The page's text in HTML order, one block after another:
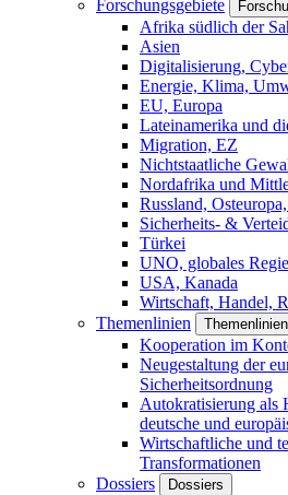
Forschungsgebiete
Afrika südlich der
Asien
Digitalisierung,
Energie, Klima,
EU, Europa
Lateinamerika und
Migration, EZ
Nichtstaatliche
Nordafrika und
Russland,
Sicherheits- &
Türkei
UNO, globales
USA, Kanada
Wirtschaft, Handel,
Themenlinien
Themenlinien
Kooperation im
Neugestaltung der
Sicherheitsordnung
Autokratisierung als
deutsche und
Wirtschaftliche und
Transformationen
Dossiers
Dossiers